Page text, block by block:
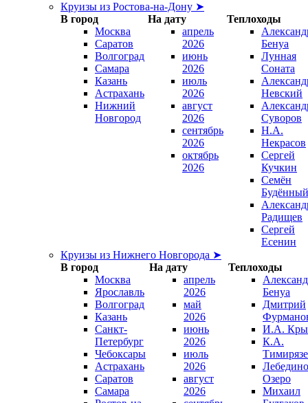
Круизы из Ростова-на-Дону ➤
В город
На дату
Теплоходы
Москва
Саратов
Волгоград
Самара
Казань
Астрахань
Нижний
Новгород
апрель
2026
июнь
2026
июль
2026
август
2026
сентябрь
2026
октябрь
2026
Бенуа
Лунная
Соната
Невский
Суворов
Н.А.
Некрасов
Сергей
Кучкин
Семён
Будённый
Радищев
Сергей
Есенин
Круизы из Нижнего Новгорода ➤
В город
На дату
Теплоходы
Москва
Ярославль
Волгоград
Казань
Санкт-
Петербург
Чебоксары
Астрахань
Саратов
Самара
апрель
2026
май
2026
июнь
2026
июль
2026
август
2026
Бенуа
Дмитрий
И.А.
К.А.
Озеро
Михаил